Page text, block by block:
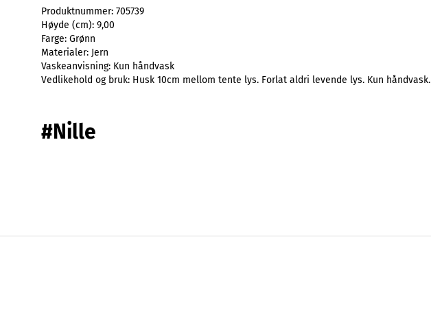
Produktnummer: 705739
Høyde (cm): 9,00
Farge: Grønn
Materialer: Jern
Vaskeanvisning: Kun håndvask
Vedlikehold og bruk: Husk 10cm mellom tente lys. Forlat aldri levende lys. Kun håndvask.
#Nille